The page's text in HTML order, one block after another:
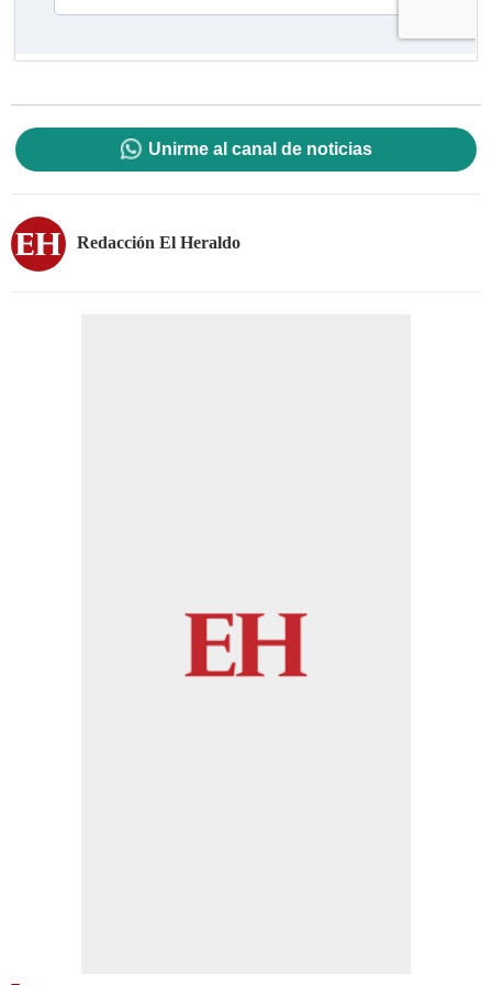
Unirme al canal de noticias
Redacción El Heraldo